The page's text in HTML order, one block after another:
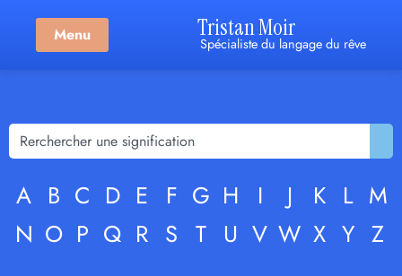
Menu Tristan Moir
Spécialiste du langage du rêve
A B C D E F G H I J K L M
N O P Q R S T U V W X Y Z